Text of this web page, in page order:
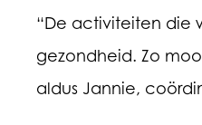
“De activiteiten die
gezondheid. Zo
aldus Jannie,